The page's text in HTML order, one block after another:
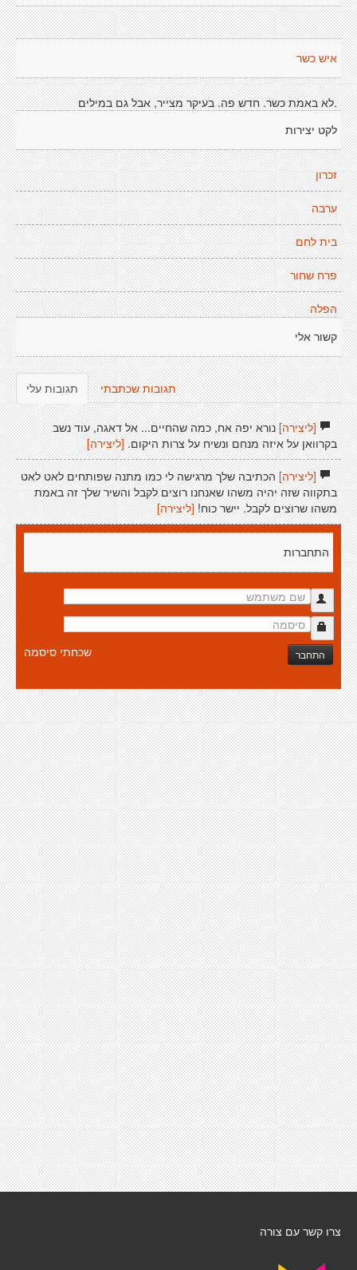
איש כשר
.לא באמת כשר. חדש פה. בעיקר מצייר, אבל גם במילים
לקט יצירות
זכרון
ערבה
בית לחם
פרח שחור
הפלה
קשור אלי
תגובות עלי תגובות שכתבתי
[ליצירה]נורא יפה אח, כמה שהחיים... אל דאגה, עוד נשב
בקרוואן על איזה מנחם ונשיח על צרות היקום. [ליצירה]
[ליצירה]הכתיבה שלך מרגישה לי כמו מתנה שפותחים לאט לאט
בתקווה שזה יהיה משהו שאנחנו רוצים לקבל והשיר שלך זה באמת
משהו שרוצים לקבל. יישר כוח! [ליצירה]
התחברות
התחבר שכחתי סיסמה
צרו קשר עם צורה